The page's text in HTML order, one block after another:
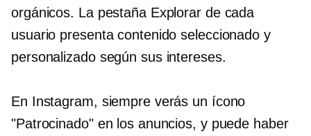
orgánicos. La pestaña Explorar de cada
usuario presenta contenido seleccionado y
personalizado según sus intereses.
En Instagram, siempre verás un ícono
"Patrocinado" en los anuncios, y puede haber